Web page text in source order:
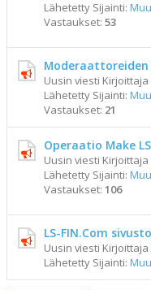
Lähetetty Sijainti:
Vastaukset: 53
Moderaattoreiden
Uusin viesti Kirjoittaja
Lähetetty Sijainti:
Vastaukset: 21
Operaatio Make
Uusin viesti Kirjoittaja
Lähetetty Sijainti:
Vastaukset: 106
LS-FIN.Com
Uusin viesti Kirjoittaja
Lähetetty Sijainti: